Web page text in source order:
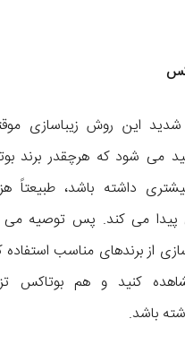
شدید این روش زیباسازی
می شود که هرچقدر برند
داشته باشد، طبیعتاً
پیدا می کند. پس توصیه می
از برندهای مناسب استفاده
کنید و هم بوتاکس
باشد.